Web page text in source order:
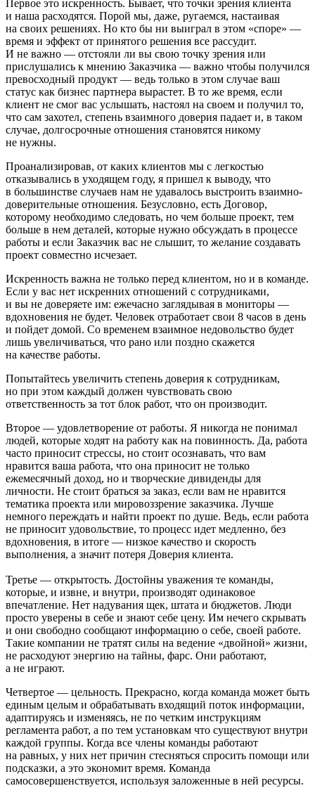
Первое это искренность. Бывает, что точки зрения клиента
и наша расходятся. Порой мы, даже, ругаемся, настаивая
на своих решениях. Но кто бы ни выиграл в этом «споре» —
время и эффект от принятого решения все рассудит.
И не важно — отстояли ли вы свою точку зрения или
прислушались к мнению Заказчика — важно чтобы получился
превосходный продукт — ведь только в этом случае ваш
статус как бизнес партнера вырастет. В то же время, если
клиент не смог вас услышать, настоял на своем и получил то,
что сам захотел, степень взаимного доверия падает и, в таком
случае, долгосрочные отношения становятся никому
не нужны.
Проанализировав, от каких клиентов мы с легкостью
отказывались в уходящем году, я пришел к выводу, что
в большинстве случаев нам не удавалось выстроить взаимно-
доверительные отношения. Безусловно, есть Договор,
которому необходимо следовать, но чем больше проект, тем
больше в нем деталей, которые нужно обсуждать в процессе
работы и если Заказчик вас не слышит, то желание создавать
проект совместно исчезает.
Искренность важна не только перед клиентом, но и в команде.
Если у вас нет искренних отношений с сотрудниками,
и вы не доверяете им: ежечасно заглядывая в мониторы —
вдохновения не будет. Человек отработает свои 8 часов в день
и пойдет домой. Со временем взаимное недовольство будет
лишь увеличиваться, что рано или поздно скажется
на качестве работы.
Попытайтесь увеличить степень доверия к сотрудникам,
но при этом каждый должен чувствовать свою
ответственность за тот блок работ, что он производит.
Второе — удовлетворение от работы. Я никогда не понимал
людей, которые ходят на работу как на повинность. Да, работа
часто приносит стрессы, но стоит осознавать, что вам
нравится ваша работа, что она приносит не только
ежемесячный доход, но и творческие дивиденды для
личности. Не стоит браться за заказ, если вам не нравится
тематика проекта или мировоззрение заказчика. Лучше
немного переждать и найти проект по душе. Ведь, если работа
не приносит удовольствие, то процесс идет медленно, без
вдохновения, в итоге — низкое качество и скорость
выполнения, а значит потеря Доверия клиента.
Третье — открытость. Достойны уважения те команды,
которые, и извне, и внутри, производят одинаковое
впечатление. Нет надувания щек, штата и бюджетов. Люди
просто уверены в себе и знают себе цену. Им нечего скрывать
и они свободно сообщают информацию о себе, своей работе.
Такие компании не тратят силы на ведение «двойной» жизни,
не расходуют энергию на тайны, фарс. Они работают,
а не играют.
Четвертое — цельность. Прекрасно, когда команда может быть
единым целым и обрабатывать входящий поток информации,
адаптируясь и изменяясь, не по четким инструкциям
регламента работ, а по тем установкам что существуют внутри
каждой группы. Когда все члены команды работают
на равных, у них нет причин стесняться спросить помощи или
подсказки, а это экономит время. Команда
самосовершенствуется, используя заложенные в ней ресурсы.